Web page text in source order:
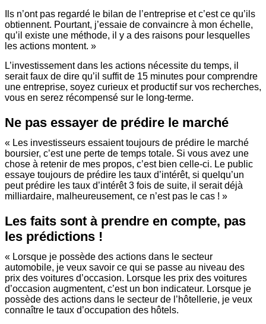
Ils n’ont pas regardé le bilan de l’entreprise et c’est ce qu’ils
obtiennent. Pourtant, j’essaie de convaincre à mon échelle,
qu’il existe une méthode, il y a des raisons pour lesquelles
les actions montent. »
L’investissement dans les actions nécessite du temps, il
serait faux de dire qu’il suffit de 15 minutes pour comprendre
une entreprise, soyez curieux et productif sur vos recherches,
vous en serez récompensé sur le long-terme.
Ne pas essayer de prédire le marché
« Les investisseurs essaient toujours de prédire le marché
boursier, c’est une perte de temps totale. Si vous avez une
chose à retenir de mes propos, c’est bien celle-ci. Le public
essaye toujours de prédire les taux d’intérêt, si quelqu’un
peut prédire les taux d’intérêt 3 fois de suite, il serait déjà
milliardaire, malheureusement, ce n’est pas le cas ! »
Les faits sont à prendre en compte, pas
les prédictions !
« Lorsque je possède des actions dans le secteur
automobile, je veux savoir ce qui se passe au niveau des
prix des voitures d’occasion. Lorsque les prix des voitures
d’occasion augmentent, c’est un bon indicateur. Lorsque je
possède des actions dans le secteur de l’hôtellerie, je veux
connaître le taux d’occupation des hôtels.